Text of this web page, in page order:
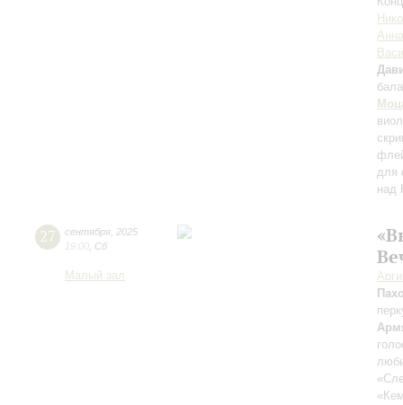
для
над
27 сентября 2025
19:00 Сб
Малый зал